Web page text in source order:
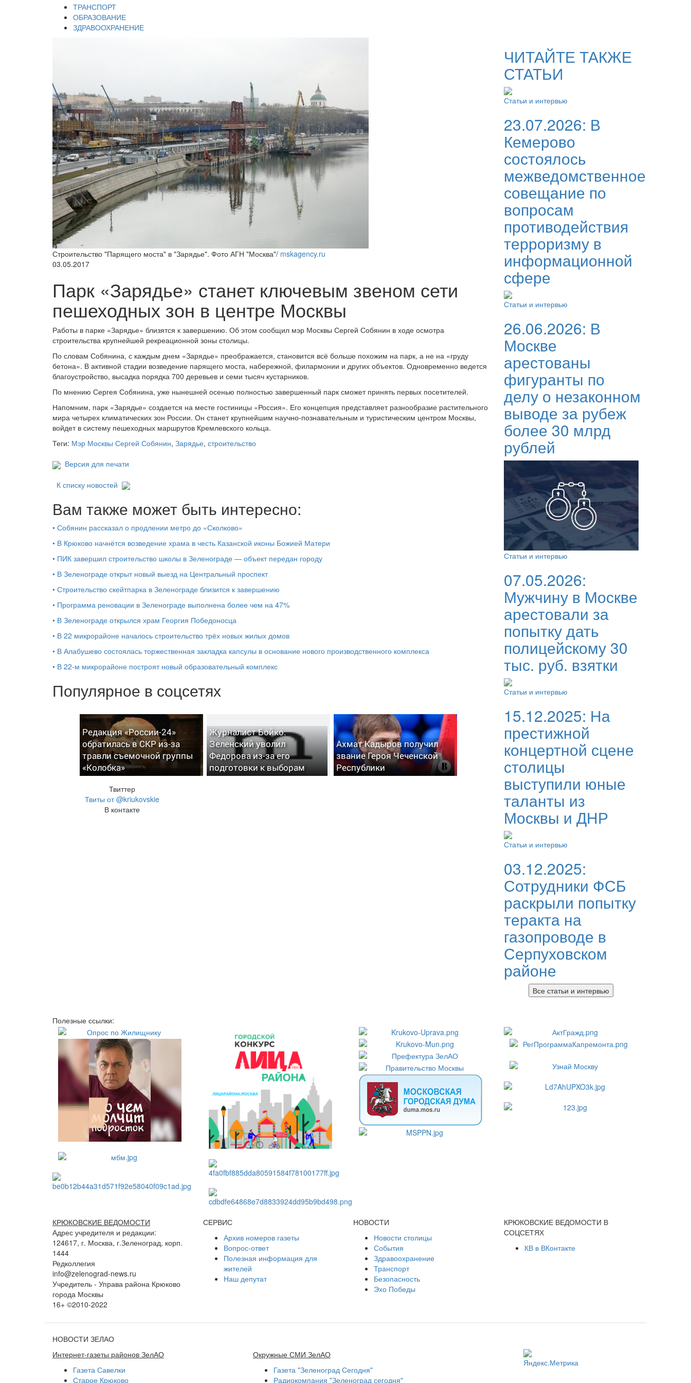
ТРАНСПОРТ
ОБРАЗОВАНИЕ
ЗДРАВООХРАНЕНИЕ
Строительство "Парящего моста" в "Зарядье". Фото АГН "Москва"/ mskagency.ru
03.05.2017
Парк «Зарядье» станет ключевым звеном сети
пешеходных зон в центре Москвы
Работы в парке «Зарядье» близятся к завершению. Об этом сообщил мэр Москвы Сергей Собянин в ходе осмотра
строительства крупнейшей рекреационной зоны столицы.
По словам Собянина, с каждым днем «Зарядье» преображается, становится всё больше похожим на парк, а не на «груду
бетона». В активной стадии возведение парящего моста, набережной, филармонии и других объектов. Одновременно ведется
благоустройство, высадка порядка 700 деревьев и семи тысяч кустарников.
По мнению Сергея Собянина, уже нынешней осенью полностью завершенный парк сможет принять первых посетителей.
Напомним, парк «Зарядье» создается на месте гостиницы «Россия». Его концепция представляет разнообразие растительного
мира четырех климатических зон России. Он станет крупнейшим научно-познавательным и туристическим центром Москвы,
войдет в систему пешеходных маршрутов Кремлевского кольца.
Теги: Мэр Москвы Сергей Собянин, Зарядье, строительство
Версия для печати
К списку новостей
Вам также может быть интересно:
• Собянин рассказал о продлении метро до «Сколково»
• В Крюково начнётся возведение храма в честь Казанской иконы Божией Матери
• ПИК завершил строительство школы в Зеленограде — объект передан городу
• В Зеленограде открыт новый выезд на Центральный проспект
• Строительство скейтпарка в Зеленограде близится к завершению
• Программа реновации в Зеленограде выполнена более чем на 47%
• В Зеленограде открылся храм Георгия Победоносца
• В 22 микрорайоне началось строительство трёх новых жилых домов
• В Алабушево состоялась торжественная закладка капсулы в основание нового производственного комплекса
• В 22-м микрорайоне построят новый образовательный комплекс
Популярное в соцсетях
Редакция «России-24»
обратилась в СКР из-за
травли съемочной группы
«Колобка»
Журналист Бойко:
Зеленский уволил
Федорова из-за его
подготовки к выборам
Ахмат Кадыров получил
звание Героя Чеченской
Республики
Твиттер
Твиты от @kriukovskie
В контакте
ЧИТАЙТЕ ТАКЖЕ
СТАТЬИ
Статьи и интервью
23.07.2026: В
Кемерово
состоялось
межведомственное
совещание по
вопросам
противодействия
терроризму в
информационной
сфере
Статьи и интервью
26.06.2026: В
Москве
арестованы
фигуранты по
делу о незаконном
выводе за рубеж
более 30 млрд
рублей
Статьи и интервью
07.05.2026:
Мужчину в Москве
арестовали за
попытку дать
полицейскому 30
тыс. руб. взятки
Статьи и интервью
15.12.2025: На
престижной
концертной сцене
столицы
выступили юные
таланты из
Москвы и ДНР
Статьи и интервью
03.12.2025:
Сотрудники ФСБ
раскрыли попытку
теракта на
газопроводе в
Серпуховском
районе
Все статьи и интервью
Полезные ссылки:
КРЮКОВСКИЕ ВЕДОМОСТИ
Адрес учредителя и редакции:
124617, г. Москва, г.Зеленоград, корп.
1444
Редколлегия
info@zelenograd-news.ru
Учредитель - Управа района Крюково
города Москвы
16+ ©2010-2022
СЕРВИС
Архив номеров газеты
Вопрос-ответ
Полезная информация для
жителей
Наш депутат
НОВОСТИ
Новости столицы
События
Здравоохранение
Транспорт
Безопасность
Эхо Победы
КРЮКОВСКИЕ ВЕДОМОСТИ В
СОЦСЕТЯХ
КВ в ВКонтакте
НОВОСТИ ЗЕЛАО
Интернет-газеты районов ЗелАО
Газета Савелки
Старое Крюково
Окружные СМИ ЗелАО
Газета "Зеленоград Сегодня"
Радиокомпания "Зеленоград сегодня"